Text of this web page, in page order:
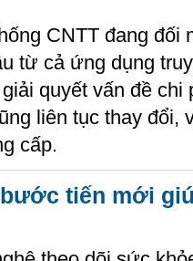
CNTT đang đối
từ cả ứng dụng
quyết vấn đề chi
liên tục thay đổi,
cấp.
tiến mới